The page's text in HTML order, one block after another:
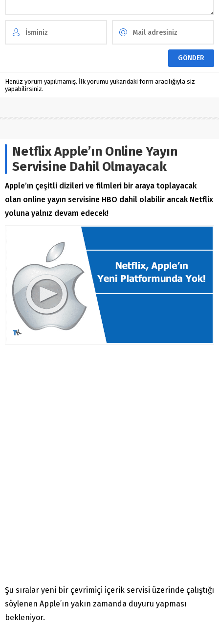
Henüz yorum yapılmamış. İlk yorumu yukarıdaki form aracılığıyla siz
yapabilirsiniz.
Netflix Apple’ın Online Yayın
Servisine Dahil Olmayacak
Apple’ın çeşitli dizileri ve filmleri bir araya toplayacak
olan online yayın servisine HBO dahil olabilir ancak Netflix
yoluna yalnız devam edecek!
Şu sıralar yeni bir çevrimiçi içerik servisi üzerinde çalıştığı
söylenen Apple’ın yakın zamanda duyuru yapması
bekleniyor.